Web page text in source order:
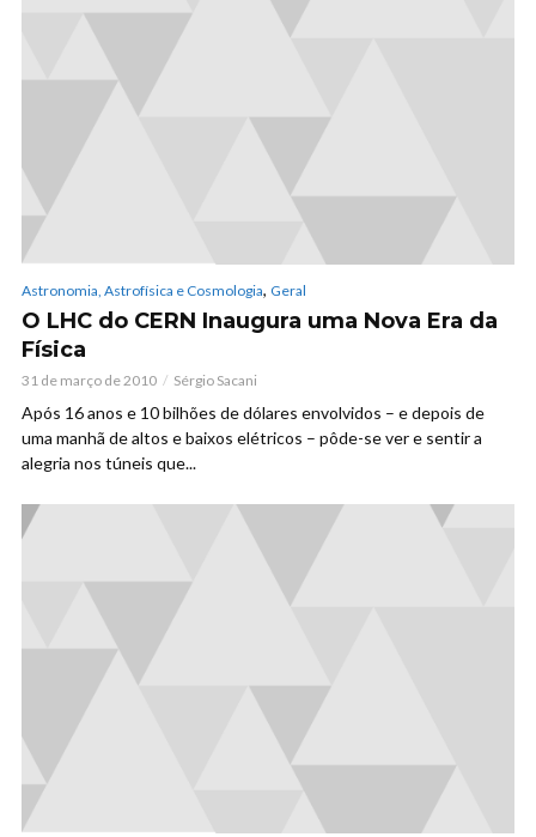
Astronomia, Astrofísica e Cosmologia, Geral
O LHC do CERN Inaugura uma Nova Era da
Física
31 de março de 2010 Sérgio Sacani
Após 16 anos e 10 bilhões de dólares envolvidos – e depois de
uma manhã de altos e baixos elétricos – pôde-se ver e sentir a
alegria nos túneis que...